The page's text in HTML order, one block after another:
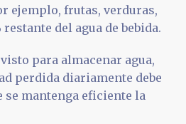
ejemplo, frutas, verduras,
del agua de bebida.
para almacenar agua,
perdida diariamente debe
se mantenga eficiente la